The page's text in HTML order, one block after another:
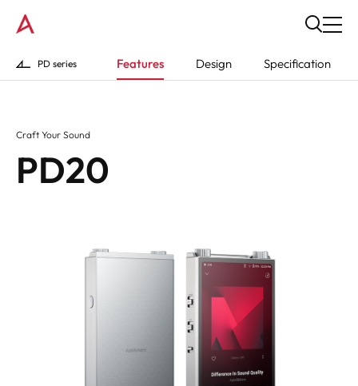
PD series Features Design Specification
Craft Your Sound
PD20